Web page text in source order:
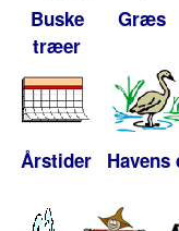
Buske
træer
Græs
Årstider Havens